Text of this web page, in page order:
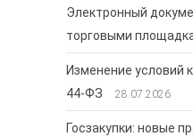
Электронный
торговыми
Изменение условий
44-ФЗ
28.07.2026
Госзакупки: новые